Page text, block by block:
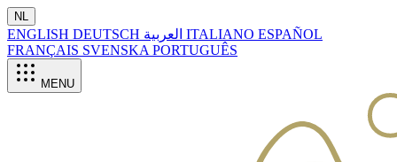
NL
ENGLISH DEUTSCH ITALIANO ESPAÑOL
FRANÇAIS SVENSKA PORTUGUÊS
MENU